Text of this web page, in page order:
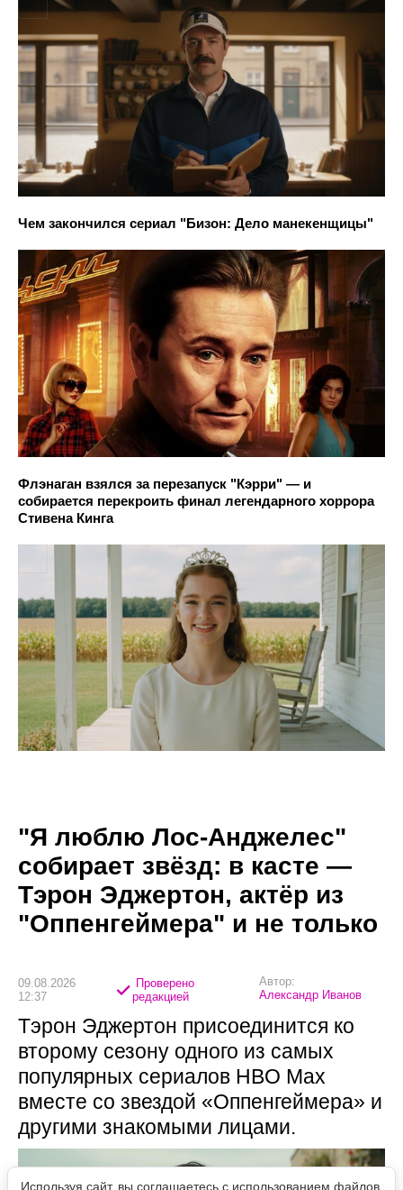
Чем закончился сериал "Бизон: Дело манекенщицы"
Флэнаган взялся за перезапуск "Кэрри" — и
собирается перекроить финал легендарного хоррора
Стивена Кинга
"Я люблю Лос-Анджелес"
собирает звёзд: в касте —
Тэрон Эджертон, актёр из
"Оппенгеймера" и не только
09.08.2026
12:37
Проверено
редакцией
Автор:
Александр Иванов
Тэрон Эджертон присоединится ко
второму сезону одного из самых
популярных сериалов HBO Max
вместе со звездой «Оппенгеймера» и
другими знакомыми лицами.
Используя сайт, вы соглашаетесь с использованием файлов